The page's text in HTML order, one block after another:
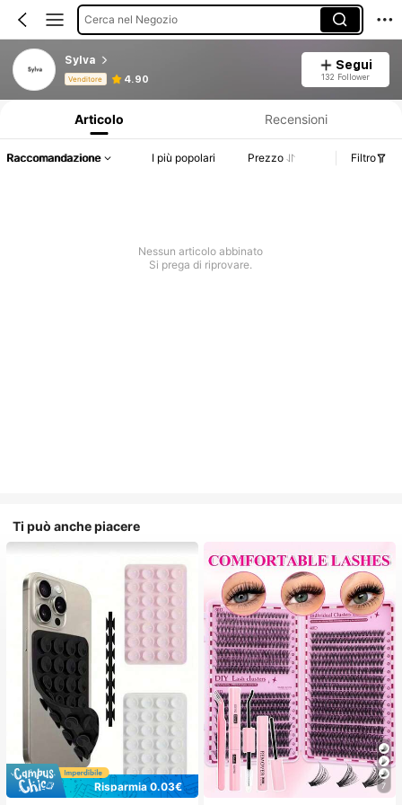
Cerca nel Negozio
Sylva
Venditore 4.90
Segui
132 Follower
Articolo Recensioni
Raccomandazione I più popolari Prezzo Filtro
Nessun articolo abbinato
Si prega di riprovare.
Ti può anche piacere
Risparmia 0.03€
7